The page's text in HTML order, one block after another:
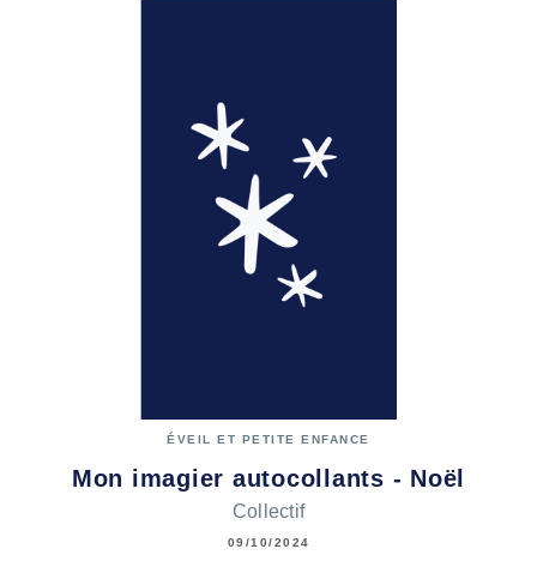
ÉVEIL ET PETITE ENFANCE
Mon imagier autocollants - Noël
Collectif
09/10/2024